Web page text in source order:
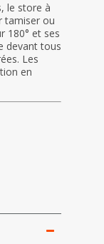
le store à
tamiser ou
180° et ses
devant tous
Les
en